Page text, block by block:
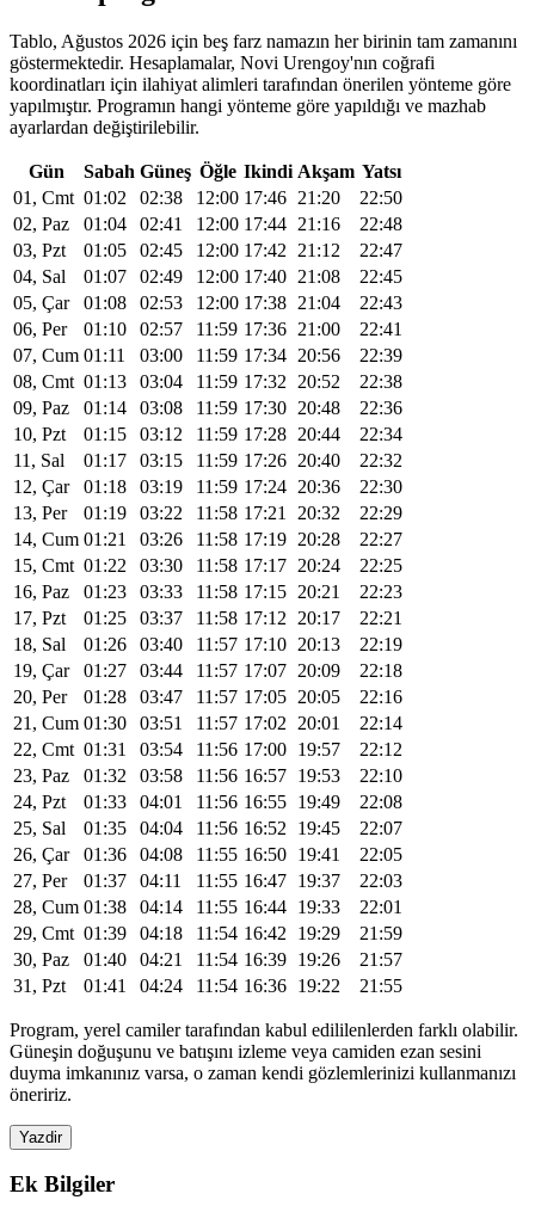
Tablo, Ağustos 2026 için beş farz namazın her birinin tam zamanını
göstermektedir. Hesaplamalar, Novi Urengoy'nın coğrafi
koordinatları için ilahiyat alimleri tarafından önerilen yönteme göre
yapılmıştır. Programın hangi yönteme göre yapıldığı ve mazhab
ayarlardan değiştirilebilir.
Gün Sabah Güneş Öğle Ikindi Akşam Yatsı
01, Cmt 01:02 02:38 12:00 17:46 21:20
22:50
02, Paz
01:04 02:41 12:00 17:44 21:16
22:48
03, Pzt
01:05 02:45 12:00 17:42 21:12
22:47
04, Sal
01:07 02:49 12:00 17:40 21:08
22:45
05, Çar
01:08 02:53 12:00 17:38 21:04
22:43
06, Per
01:10 02:57 11:59 17:36 21:00
22:41
07, Cum 01:11 03:00 11:59 17:34 20:56
22:39
08, Cmt 01:13 03:04 11:59 17:32 20:52
22:38
09, Paz
01:14 03:08 11:59 17:30 20:48
22:36
10, Pzt
01:15 03:12 11:59 17:28 20:44
22:34
11, Sal
01:17 03:15 11:59 17:26 20:40
22:32
12, Çar
01:18 03:19 11:59 17:24 20:36
22:30
13, Per
01:19 03:22 11:58 17:21 20:32
22:29
14, Cum 01:21 03:26 11:58 17:19 20:28
22:27
15, Cmt 01:22 03:30 11:58 17:17 20:24
22:25
16, Paz
01:23 03:33 11:58 17:15 20:21
22:23
17, Pzt
01:25 03:37 11:58 17:12 20:17
22:21
18, Sal
01:26 03:40 11:57 17:10 20:13
22:19
19, Çar
01:27 03:44 11:57 17:07 20:09
22:18
20, Per
01:28 03:47 11:57 17:05 20:05
22:16
21, Cum 01:30 03:51 11:57 17:02 20:01
22:14
22, Cmt 01:31 03:54 11:56 17:00 19:57
22:12
23, Paz
01:32 03:58 11:56 16:57 19:53
22:10
24, Pzt
01:33 04:01 11:56 16:55 19:49
22:08
25, Sal
01:35 04:04 11:56 16:52 19:45
22:07
26, Çar
01:36 04:08 11:55 16:50 19:41
22:05
27, Per
01:37 04:11 11:55 16:47 19:37
22:03
28, Cum 01:38 04:14 11:55 16:44 19:33
22:01
29, Cmt 01:39 04:18 11:54 16:42 19:29
21:59
30, Paz
01:40 04:21 11:54 16:39 19:26
21:57
31, Pzt
01:41 04:24 11:54 16:36 19:22 21:55
Program, yerel camiler tarafından kabul edililenlerden farklı olabilir.
Güneşin doğuşunu ve batışını izleme veya camiden ezan sesini
duyma imkanınız varsa, o zaman kendi gözlemlerinizi kullanmanızı
öneririz.
Yazdir
Ek Bilgiler